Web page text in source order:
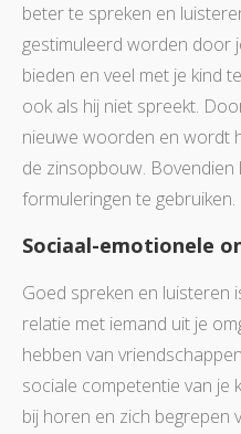
beter te spreken en
gestimuleerd worden door
bieden en veel met je kind
ook als hij niet spreekt.
nieuwe woorden en wordt
de zinsopbouw. Bovendien
formuleringen te gebruiken.
Sociaal-emotionele
Goed spreken en luisteren
relatie met iemand uit je
hebben van
sociale competentie van je
bij horen en zich begrepen